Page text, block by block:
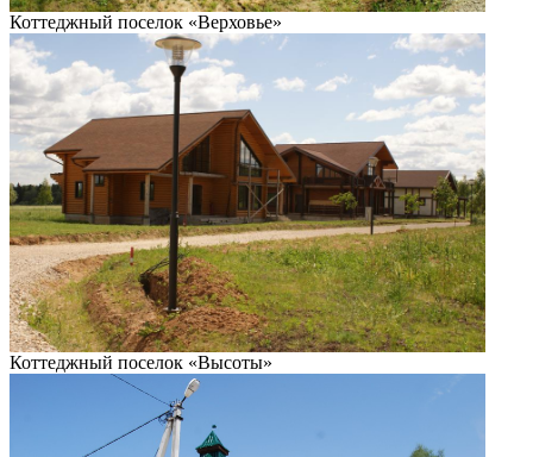
Коттеджный поселок «Верховье»
Коттеджный поселок «Высоты»